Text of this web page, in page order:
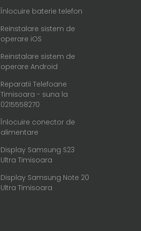
Înlocuire baterie telefon
Reinstalare sistem de
operare iOS
Reinstalare sistem de
operare Android
Reparatii Telefoane
Timisoara - suna la
0215558270
Înlocuire conector de
alimentare
Display Samsung S23
Ultra Timisoara
Display Samsung Note 20
Ultra Timisoara